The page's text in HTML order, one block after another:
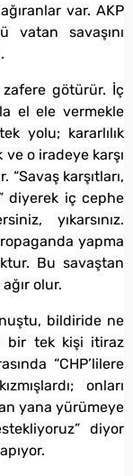
var. AKP
vatan savaşını
zafere götürür. İç
el ele vermekle
yolu; kararlılık
o iradeye karşı
karşıtları,
diyerek iç cephe
yıkarsınız.
yapma
Bu savaştan
olur.
bildiride ne
bir tek kişi itiraz
“CHP’lilere
onları
yana yürümeye
diyor